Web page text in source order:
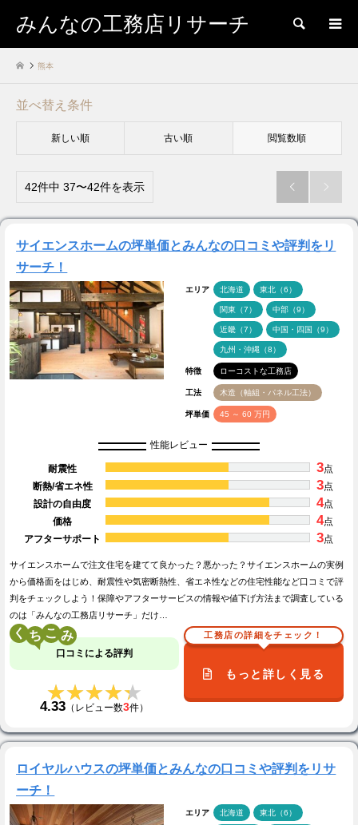
みんなの工務店リサーチ 検索
熊本
並べ替え条件
新しい順 古い順 閲覧数順
42件中 37〜42件を表示  
サイエンスホームの坪単価とみんなの口コミや評判をリ
サーチ！
エリア 北海道 東北（6）
関東（7） 中部（9）
近畿（7） 中国・四国（9）
九州・沖縄（8）
特徴 ローコストな工務店
工法 木造（軸組・パネル工法）
坪単価 45 ～ 60 万円
性能レビュー
耐震性 3点
断熱/省エネ性
3点
設計の自由度
4点
価格
4点
アフターサポート
3点
サイエンスホームで注文住宅を建てて良かった？悪かった？サイエンスホームの実例
から価格面をはじめ、耐震性や気密断熱性、省エネ性などの住宅性能など口コミで評
判をチェックしよう！保障やアフターサービスの情報や値下げ方法まで調査している
のは「みんなの工務店リサーチ」だけ…
く こ
口コミによる評判
★★★★★
★★★★★
4.33 （レビュー数3件）
工務店の詳細をチェック！
もっと詳しく見る
ロイヤルハウスの坪単価とみんなの口コミや評判をリサ
ーチ！
エリア 北海道 東北（6）